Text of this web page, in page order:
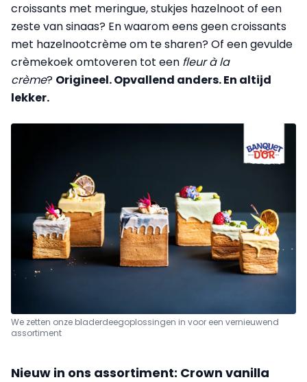
croissants met meringue, stukjes hazelnoot of een
zeste van sinaas? En waarom eens geen croissants
met hazelnootcrème om te sharen? Of een gevulde
crèmekoek omtoveren tot een fleur à la
crème? Origineel. Opvallend anders. En altijd
lekker.
We zetten onze bladerdeegoplossingen in voor een vernieuwend
assortiment
Nieuw in ons assortiment: Crown vanilla